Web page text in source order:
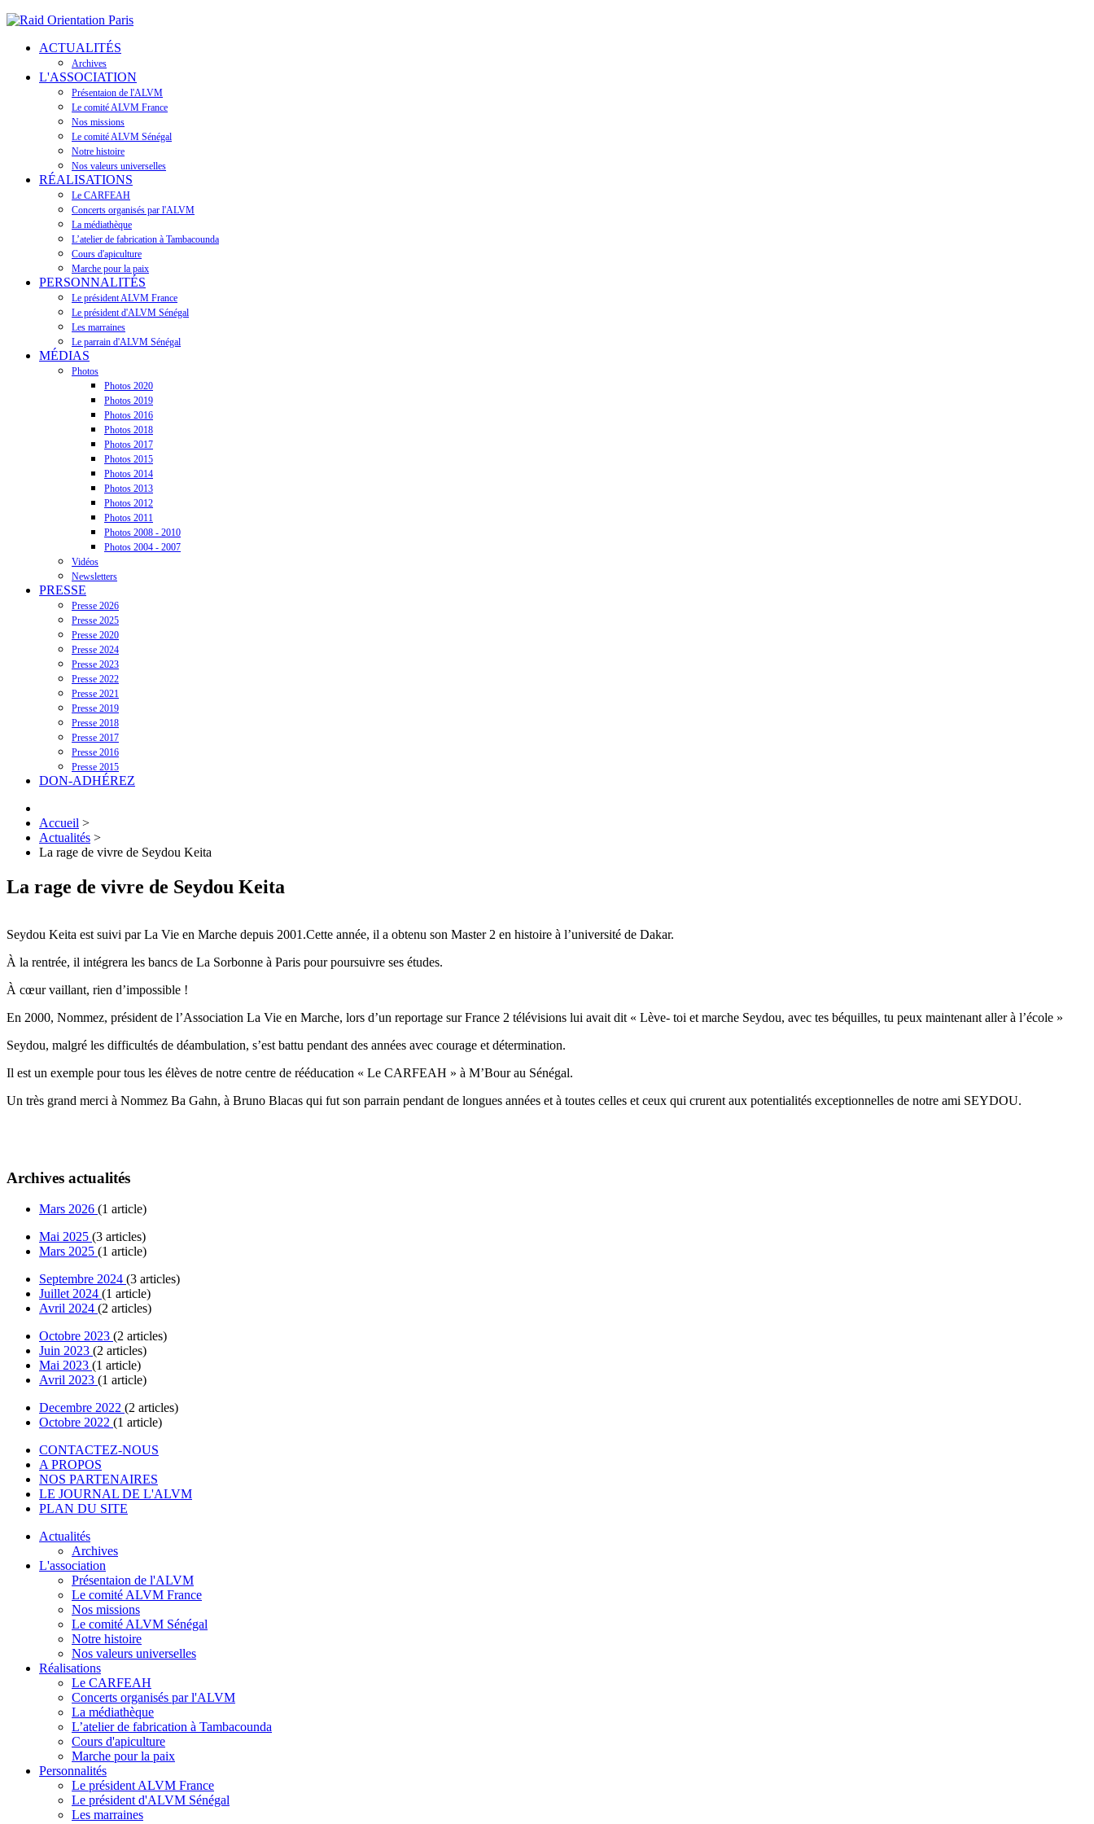
ACTUALITÉS
Archives
L'ASSOCIATION
Présentaion de l'ALVM
Le comité ALVM France
Nos missions
Le comité ALVM Sénégal
Notre histoire
Nos valeurs universelles
RÉALISATIONS
Le CARFEAH
Concerts organisés par l'ALVM
La médiathèque
L’atelier de fabrication à Tambacounda
Cours d'apiculture
Marche pour la paix
PERSONNALITÉS
Le président ALVM France
Le président d'ALVM Sénégal
Les marraines
Le parrain d'ALVM Sénégal
MÉDIAS
Photos
Photos 2020
Photos 2019
Photos 2016
Photos 2018
Photos 2017
Photos 2015
Photos 2014
Photos 2013
Photos 2012
Photos 2011
Photos 2008 - 2010
Photos 2004 - 2007
Vidéos
Newsletters
PRESSE
Presse 2026
Presse 2025
Presse 2020
Presse 2024
Presse 2023
Presse 2022
Presse 2021
Presse 2019
Presse 2018
Presse 2017
Presse 2016
Presse 2015
DON-ADHÉREZ
Accueil >
Actualités >
La rage de vivre de Seydou Keita
La rage de vivre de Seydou Keita
Seydou Keita est suivi par La Vie en Marche depuis 2001.Cette année, il a obtenu son Master 2 en histoire à l’université de Dakar.
À la rentrée, il intégrera les bancs de La Sorbonne à Paris pour poursuivre ses études.
À cœur vaillant, rien d’impossible !
En 2000, Nommez, président de l’Association La Vie en Marche, lors d’un reportage sur France 2 télévisions lui avait dit « Lève- toi et marche Seydou, avec tes béquilles, tu peux maintenant aller à l’école »
Seydou, malgré les difficultés de déambulation, s’est battu pendant des années avec courage et détermination.
Il est un exemple pour tous les élèves de notre centre de rééducation « Le CARFEAH » à M’Bour au Sénégal.
Un très grand merci à Nommez Ba Gahn, à Bruno Blacas qui fut son parrain pendant de longues années et à toutes celles et ceux qui crurent aux potentialités exceptionnelles de notre ami SEYDOU.
Archives actualités
Mars 2026 (1 article)
Mai 2025 (3 articles)
Mars 2025 (1 article)
Septembre 2024 (3 articles)
Juillet 2024 (1 article)
Avril 2024 (2 articles)
Octobre 2023 (2 articles)
Juin 2023 (2 articles)
Mai 2023 (1 article)
Avril 2023 (1 article)
Decembre 2022 (2 articles)
Octobre 2022 (1 article)
CONTACTEZ-NOUS
A PROPOS
NOS PARTENAIRES
LE JOURNAL DE L'ALVM
PLAN DU SITE
Actualités
Archives
L'association
Présentaion de l'ALVM
Le comité ALVM France
Nos missions
Le comité ALVM Sénégal
Notre histoire
Nos valeurs universelles
Réalisations
Le CARFEAH
Concerts organisés par l'ALVM
La médiathèque
L’atelier de fabrication à Tambacounda
Cours d'apiculture
Marche pour la paix
Personnalités
Le président ALVM France
Le président d'ALVM Sénégal
Les marraines